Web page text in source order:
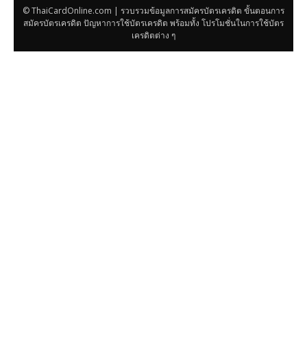
© ThaiCardOnline.com | รวบรวมข้อมูลการสมัครบัตรเครดิต ขั้นตอนการ
สมัครบัตรเครดิต ปัญหาการใช้บัตรเครดิต พร้อมทั้ง โปรโมชั่นในการใช้บัตร
เครดิตต่าง ๆ